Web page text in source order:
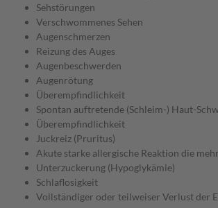
Sehstörungen
Verschwommenes Sehen
Augenschmerzen
Reizung des Auges
Augenbeschwerden
Augenrötung
Überempfindlichkeit
Spontan auftretende (Schleim-) Haut-
Überempfindlichkeit
Juckreiz (Pruritus)
Akute starke allergische Reaktion die
Unterzuckerung (Hypoglykämie)
Schlaflosigkeit
Vollständiger oder teilweiser Verlust der